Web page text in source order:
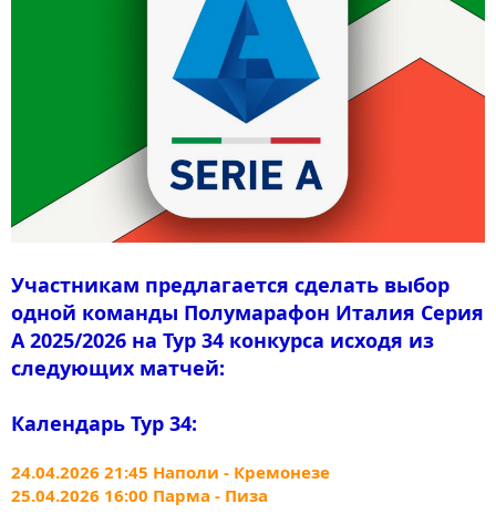
Участникам предлагается сделать выбор
одной команды Полумарафон Италия Серия
A 2025/2026 на Тур 34 конкурса исходя из
следующих матчей:
Календарь Тур 34:
24.04.2026 21:45 Наполи - Кремонезе
25.04.2026 16:00 Парма - Пиза